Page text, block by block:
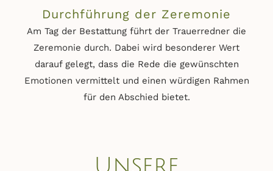
Durchführung der Zeremonie
Am Tag der Bestattung führt der Trauerredner die
Zeremonie durch. Dabei wird besonderer Wert
darauf gelegt, dass die Rede die gewünschten
Emotionen vermittelt und einen würdigen Rahmen
für den Abschied bietet.